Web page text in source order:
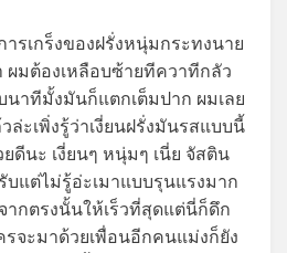
รเกร็งของฝรั่งหนุ่มกระทงนาย
มต้องเหลือบซ้ายทีควาทีกลัว
นาทีมั้งมันก็แตกเต็มปาก ผมเลย
ะเพิ่งรู้ว่าเงี่ยนฝรั่งมันรสแบบนี้
ดีนะ เงี่ยนๆ หนุ่มๆ เนี่ย จัสติน
บแต่ไม่รู้อ่ะเมาแบบรุนแรงมาก
ากตรงนั้นให้เร็วที่สุดแต่นี่ก็ดึก
จะมาด้วยเพื่อนอีกคนแม่งก็ยัง